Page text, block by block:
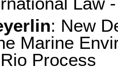
: New
Marine
Process